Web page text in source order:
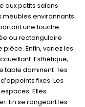
aux petits salons
meubles environnants.
une touche
ou rectangulaire
Enfin, variez les
Esthétique,
table dominent : les
fixes. Les
Elles
En se rangeant les